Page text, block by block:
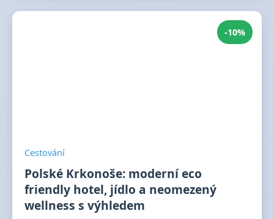
-10%
Cestování
Polské Krkonoše: moderní eco
friendly hotel, jídlo a neomezený
wellness s výhledem